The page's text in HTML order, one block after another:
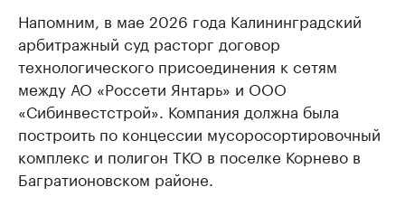
Напомним, в мае 2026 года Калининградский
арбитражный суд расторг договор
технологического присоединения к сетям
между АО «Россети Янтарь» и ООО
«Сибинвестстрой». Компания должна была
построить по концессии мусоросортировочный
комплекс и полигон ТКО в поселке Корнево в
Багратионовском районе.